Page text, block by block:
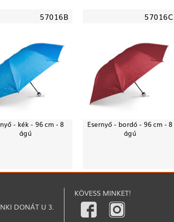
57016B
- kék - 96 cm - 8
ágú
57016C
Esernyő - bordó - 96 cm - 8
ágú
DONÁT U 3.
KÖVESS MINKET!